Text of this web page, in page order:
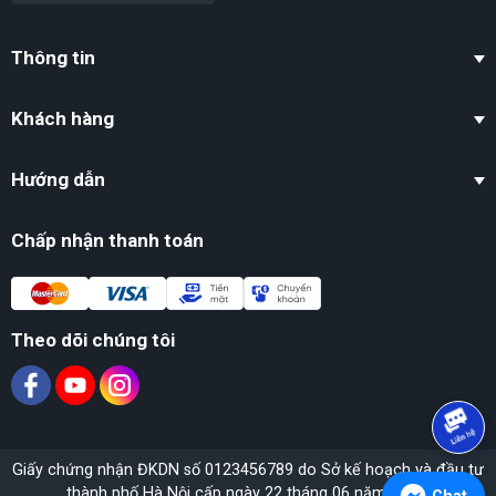
vận may và tài lộc.
Đeo vòng tay đá Aquamarine không chỉ là cách
kết nối với năng lượng của thiên nhiên, mang
Thông tin
Khách hàng
Hướng dẫn
Chấp nhận thanh toán
Theo dõi chúng tôi
Giấy chứng nhận ĐKDN số 0123456789 do Sở kế hoạch và đầu tư